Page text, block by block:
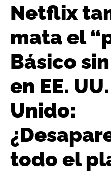
Netflix
mata el
Básico
en EE.
Unido:
todo el